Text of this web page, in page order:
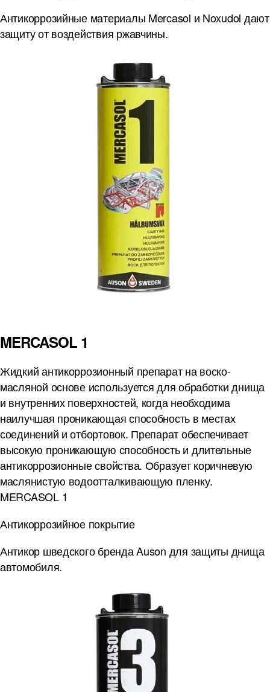
Антикоррозийные материалы Mercasol и Noxudol дают
защиту от воздействия ржавчины.
MERCASOL 1
Жидкий антикоррозионный препарат на воско-
масляной основе используется для обработки днища
и внутренних поверхностей, когда необходима
наилучшая проникающая способность в местах
соединений и отбортовок. Препарат обеспечивает
высокую проникающую способность и длительные
антикоррозионные свойства. Образует коричневую
маслянистую водоотталкивающую пленку.
MERCASOL 1
Антикоррозийное покрытие
Антикор шведского бренда Auson для защиты днища
автомобиля.